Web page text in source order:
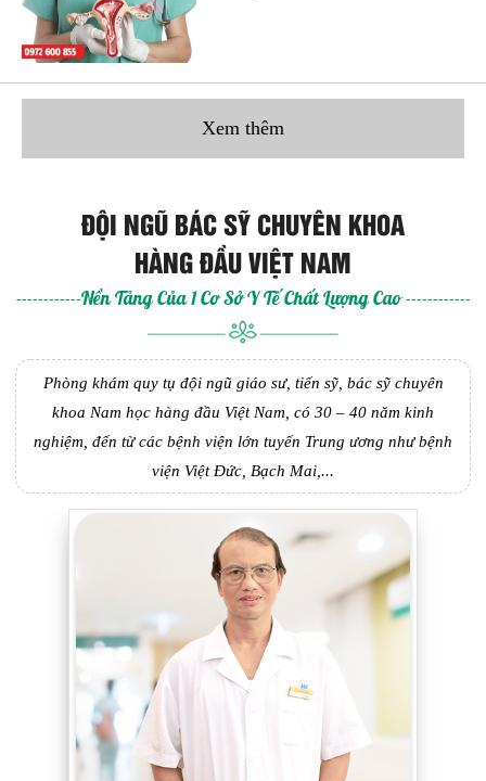
Xem thêm
ĐỘI NGŨ BÁC SỸ CHUYÊN KHOA
HÀNG ĐẦU VIỆT NAM
------------Nền Tảng Của 1 Cơ Sở Y Tế Chất Lượng Cao ------------
Phòng khám quy tụ đội ngũ giáo sư, tiến sỹ, bác sỹ chuyên
khoa Nam học hàng đầu Việt Nam, có 30 – 40 năm kinh
nghiệm, đến từ các bệnh viện lớn tuyến Trung ương như bệnh
viện Việt Đức, Bạch Mai,...